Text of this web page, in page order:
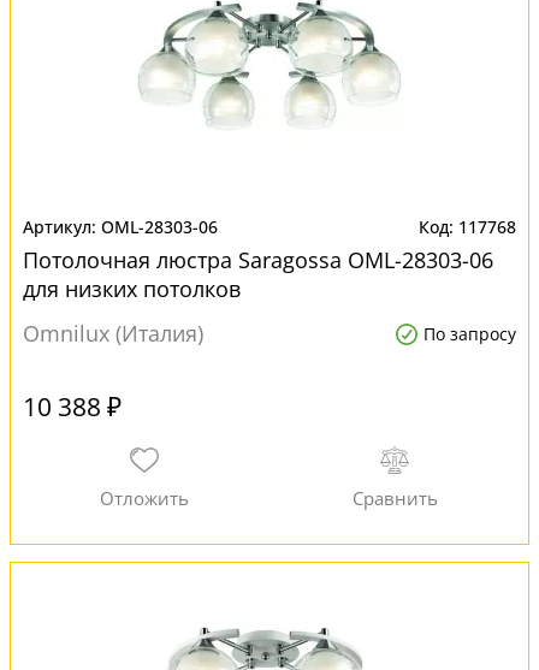
OML-28303-06 117768
Потолочная люстра Saragossa OML-28303-06
для низких потолков
Omnilux (Италия)
По запросу
10 388 ₽